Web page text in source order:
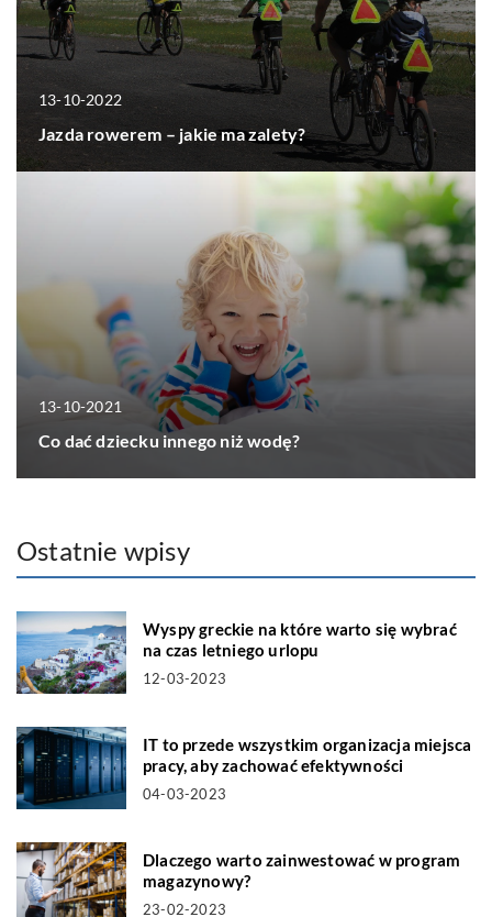
13-10-2022
Jazda rowerem – jakie ma zalety?
13-10-2021
Co dać dziecku innego niż wodę?
Ostatnie wpisy
Wyspy greckie na które warto się wybrać
na czas letniego urlopu
12-03-2023
IT to przede wszystkim organizacja miejsca
pracy, aby zachować efektywności
04-03-2023
Dlaczego warto zainwestować w program
magazynowy?
23-02-2023